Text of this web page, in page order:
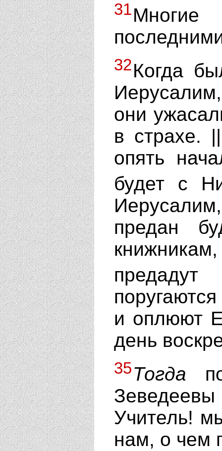
31
32Когда
они
в страхе.
опять
будет с
предан
и оплюют
день
35Тогда
Учитель!
нам, о чем